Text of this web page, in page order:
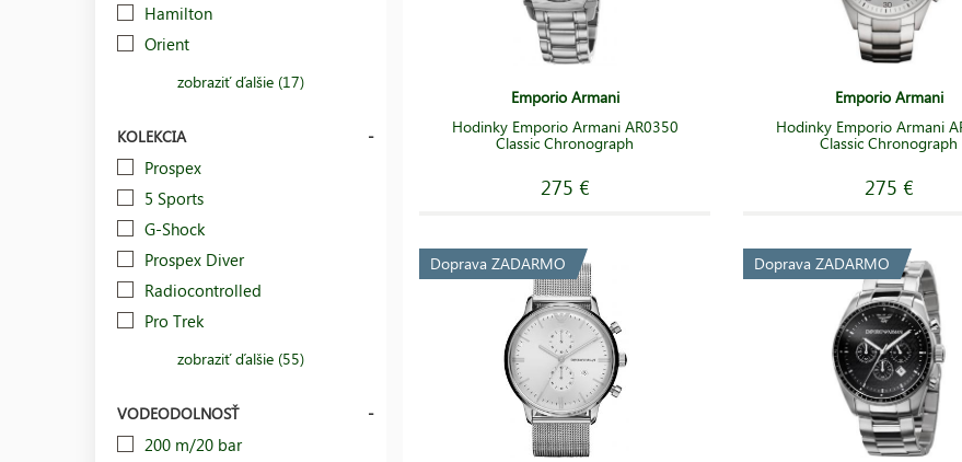
Hamilton
Orient
zobraziť ďalšie (17)
KOLEKCIA
Prospex
5 Sports
G-Shock
Prospex Diver
Radiocontrolled
Pro Trek
zobraziť ďalšie (55)
VODEODOLNOSŤ
200 m/20 bar
Emporio Armani
Hodinky Emporio Armani AR0350
Classic Chronograph
275 €
Emporio Armani
Hodinky Emporio Armani
Classic Chronograph
275 €
Doprava ZADARMO Doprava ZADARMO